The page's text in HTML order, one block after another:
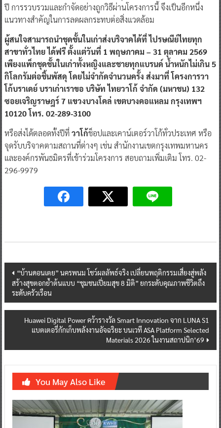
ปี การรวบรวมและกำจัดอย่างถูกวิธีผ่านโครงการนี้ จึงเป็นอีกหนึ่ง
แนวทางสำคัญในการลดผลกระทบต่อสิ่งแวดล้อม
ผู้สนใจสามารถนำชุดชั้นในเก่าส่งบริจาคได้ที่ ไปรษณีย์ไทยทุก
สาขาทั่วไทย ได้ฟรี ตั้งแต่วันที่ 1 พฤษภาคม – 31 ตุลาคม 2569
เพียงแพ็กชุดชั้นในเก่าทั้งหญิงและชายทุกแบรนด์ น้ำหนักไม่เกิน 5
กิโลกรัมต่อชิ้นพัสดุ โดยไม่จำกัดจำนวนครั้ง ส่งมาที่ โครงการวา
โก้บราเดย์ บราเก่าเราขอ บริษัท ไทยวาโก้ จำกัด (มหาชน) 132
ซอยเจริญราษฎร์ 7 แขวงบางโคล่ เขตบางคอแหลม กรุงเทพฯ
10120 โทร. 02-289-3100
หรือส่งได้ตลอดทั้งปีที่วาโก้ช็อปและเคาน์เตอร์วาโก้ทั่วประเทศ หรือ
จุดรับบริจาคตามสถานที่ต่างๆ เช่น สำนักงานเขตกรุงเทพมหานคร
และองค์กรพันธมิตรที่เข้าร่วมโครงการ สอบถามเพิ่มเติม โทร. 02-
296-9979
Post
navigation
“บ้านดอนเตย” นครพนม โชว์ผลลัพธ์จริง เปลี่ยนพฤติกรรมเสี่ยงสู่พลัง
สร้างสุขตอกย้ำต้นแบบ “ชุมชนเปี่ยมสุข 8 มิติ” ยกระดับคุณภาพชีวิตถึง
ระดับครัวเรือน
Huawei Digital Power คว้ารางวัล Smart Innovation จาก LUNA S1
แบตเตอรี่กักเก็บพลังงานอัจฉริยะ บนเวที ASA Platform Selected
Materials 2026 ในงานสถาปนิก’69
You May Also Like